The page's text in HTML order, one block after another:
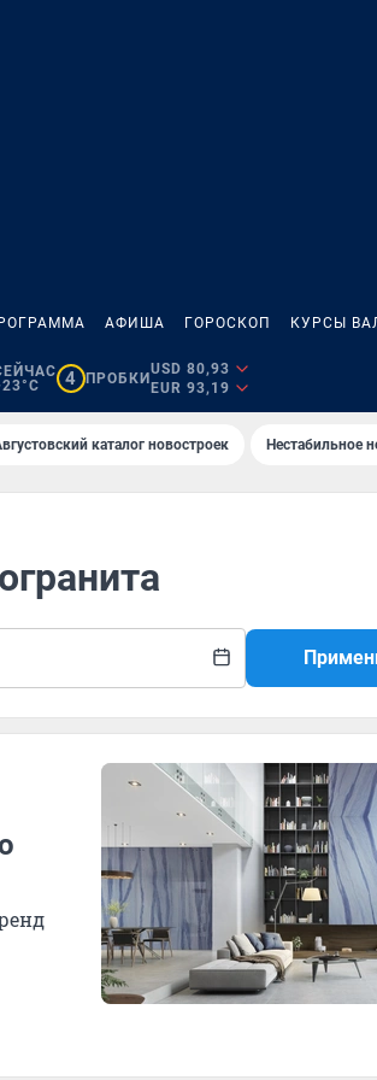
АФИША ГОРОСКОП КУРСЫ
4 ПРОБКИ
USD 80,93
EUR 93,19
каталог новостроек Нестабильное